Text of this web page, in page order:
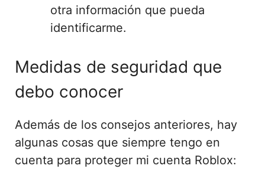
otra información que pueda
identificarme.
Medidas de seguridad que
debo conocer
Además de los consejos anteriores, hay
algunas cosas que siempre tengo en
cuenta para proteger mi cuenta Roblox: